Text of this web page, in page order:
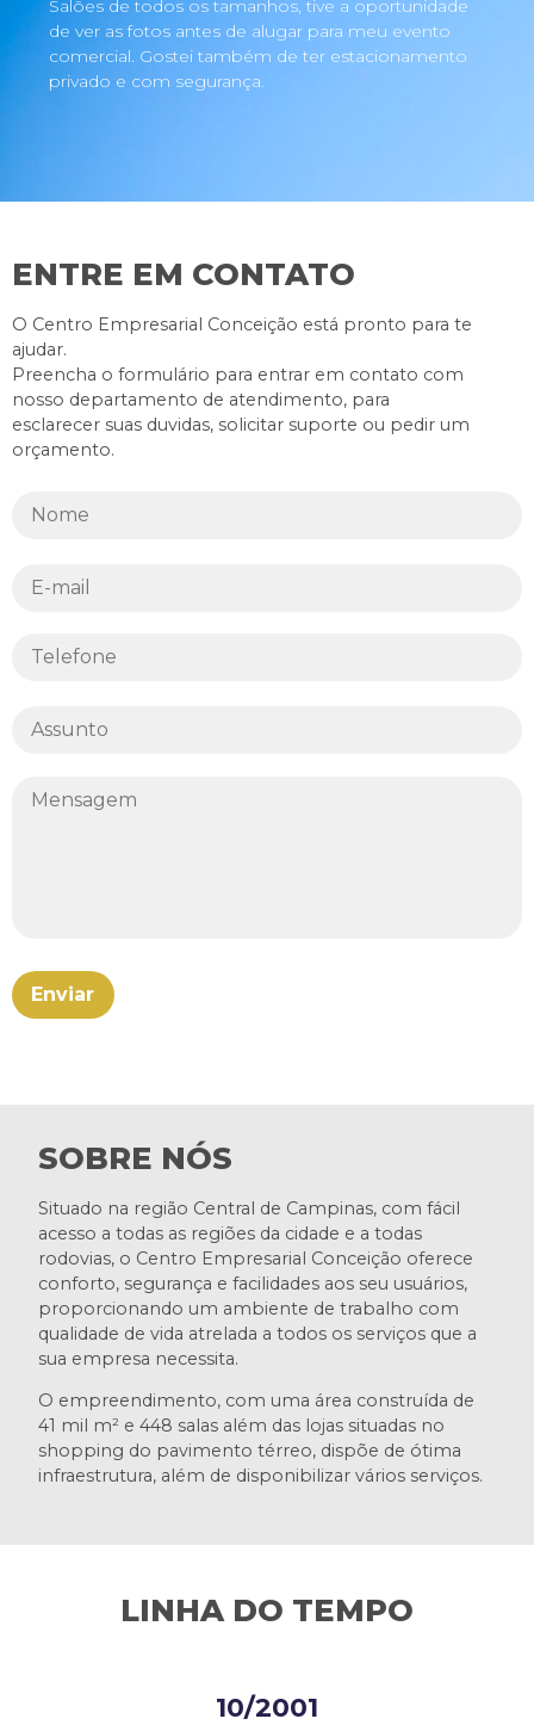
Salões de todos os tamanhos, tive a oportunidade
de ver as fotos antes de alugar para meu evento
comercial. Gostei também de ter estacionamento
privado e com segurança.
ENTRE EM CONTATO
O Centro Empresarial Conceição está pronto para te
ajudar.
Preencha o formulário para entrar em contato com
nosso departamento de atendimento, para
esclarecer suas duvidas, solicitar suporte ou pedir um
orçamento.
SOBRE NÓS
Situado na região Central de Campinas, com fácil
acesso a todas as regiões da cidade e a todas
rodovias, o Centro Empresarial Conceição oferece
conforto, segurança e facilidades aos seu usuários,
proporcionando um ambiente de trabalho com
qualidade de vida atrelada a todos os serviços que a
sua empresa necessita.
O empreendimento, com uma área construída de
41 mil m² e 448 salas além das lojas situadas no
shopping do pavimento térreo, dispõe de ótima
infraestrutura, além de disponibilizar vários serviços.
LINHA DO TEMPO
10/2001